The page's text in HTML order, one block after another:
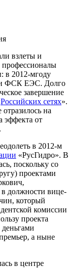
взлеты и
профессионалы
в 2012-мгоду
и ФСК ЕЭС. Долго
завершение
Российских сетях».
на
эффекта от
в 2012-м
«РусГидро». В
поскольку со
проектами
должности вице-
который
комиссии
проекта
а ныне
в центре